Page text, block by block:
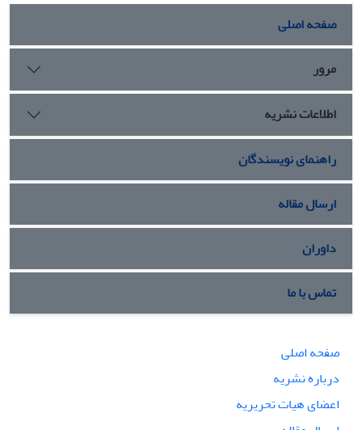
صفحه اصلی
مرور
اطلاعات نشریه
راهنمای نویسندگان
ارسال مقاله
داوران
تماس با ما
صفحه اصلی
درباره نشریه
اعضای هیات تحریریه